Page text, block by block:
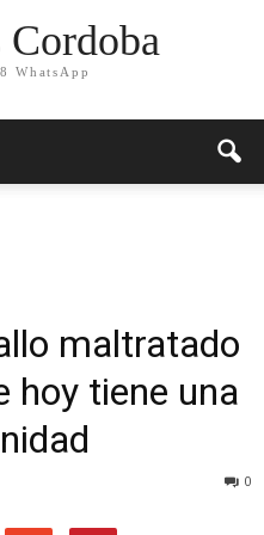
WhatsApp
maltratado
hoy tiene una
0